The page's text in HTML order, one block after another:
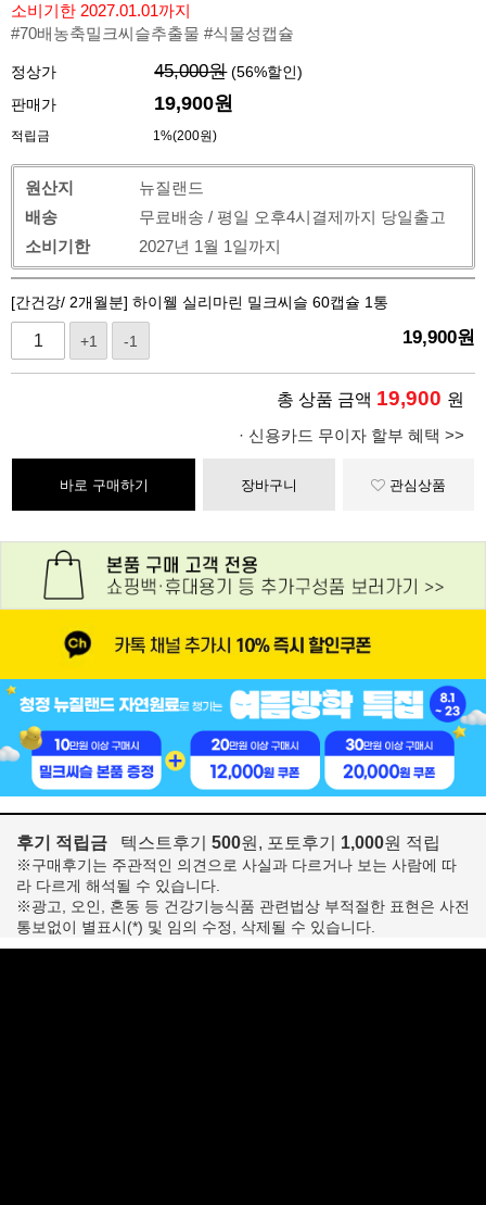
소비기한 2027.01.01까지
#70배농축밀크씨슬추출물 #식물성캡슐
정상가 45,000원 (56%할인)
판매가
19,900원
적립금 1%(200원)
원산지
뉴질랜드
배송
무료배송 / 평일 오후4시결제까지 당일출고
소비기한
2027년 1월 1일까지
[간건강/ 2개월분] 하이웰 실리마린 밀크씨슬 60캡슐 1통
+1 -1 19,900원
총 상품 금액 19,900 원
· 신용카드 무이자 할부 혜택 >>
바로 구매하기 장바구니 관심상품
후기 적립금 텍스트후기 500원, 포토후기 1,000원 적립
※구매후기는 주관적인 의견으로 사실과 다르거나 보는 사람에 따
라 다르게 해석될 수 있습니다.
※광고, 오인, 혼동 등 건강기능식품 관련법상 부적절한 표현은 사전
통보없이 별표시(*) 및 임의 수정, 삭제될 수 있습니다.